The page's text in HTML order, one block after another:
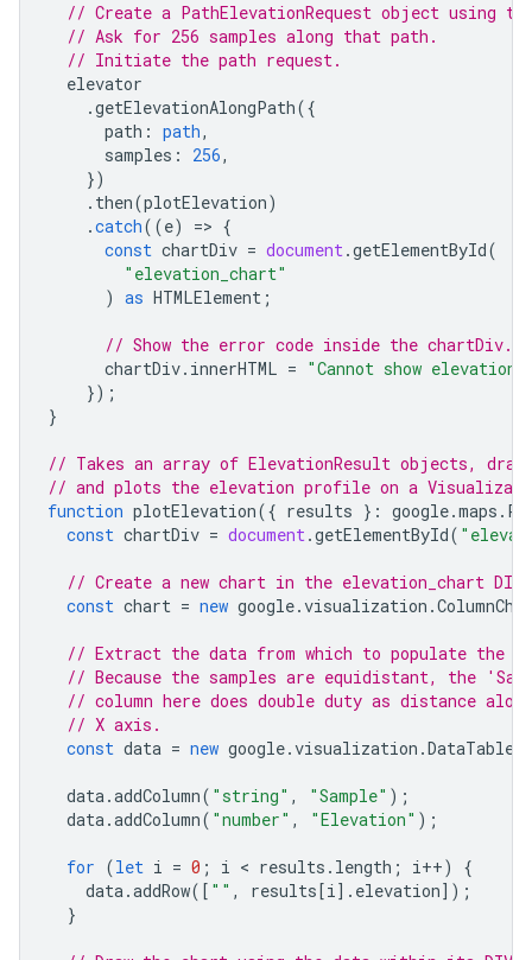
// Create a PathElevationRequest object using
// Ask for 256 samples along that path.
// Initiate the path request.
elevator
.getElevationAlongPath({
path : path,
samples : 256,
})
. then(plotElevation)
.catch((e) => {
const chartDiv = document.getElementById(
"elevation_chart"
) as HTMLElement ;
// Show the error code inside the chartDiv.
chartDiv. innerHTML = "Cannot show
});
}
// Takes an array of ElevationResult objects,
// and plots the elevation profile on a
function plotElevation({ results } : google.maps .
const chartDiv = document.getElementById(
// Create a new chart in the elevation_chart DIV.
const chart = new google.visualization .
// Extract the data from which to populate the
// Because the samples are equidistant, the
// column here does double duty as distance
// X axis.
const data = new google.visualization .DataTable
data.addColumn( "string" , "Sample" );
data.addColumn( "number" , "Elevation" );
for (let i = 0 ; i < results . length ; i++)
{
data.addRow([ "" , results [i]. elevation]);
}